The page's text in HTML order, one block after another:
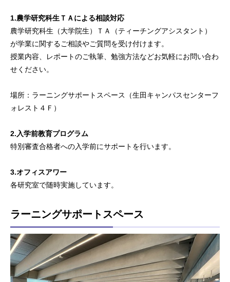
1.農学研究科生ＴＡによる相談対応
農学研究科生（大学院生）ＴＡ（ティーチングアシスタント）
が学業に関するご相談やご質問を受け付けます。
授業内容、レポートのご執筆、勉強方法などお気軽にお問い合わ
せください。
場所：ラーニングサポートスペース（生田キャンパスセンターフ
ォレスト４Ｆ）
2.入学前教育プログラム
特別審査合格者への入学前にサポートを行います。
3.オフィスアワー
各研究室で随時実施しています。
ラーニングサポートスペース